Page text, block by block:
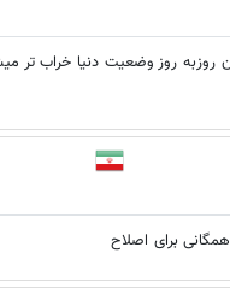
روزبه روز وضعیت دنیا خراب تر
برای اصلاح